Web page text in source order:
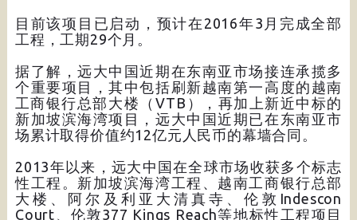
目前该项目已启动，预计在2016年3月完成全部
工程，工期29个月。
据了解，远大中国近期在东南亚市场接连承揽多
个重要项目，其中包括刷新越南第一高度的越南
工商银行总部大楼（VTB），再加上新近中标的
新加坡滨海湾项目，远大中国近期已在东南亚市
场累计取得价值约12亿元人民币的幕墙合同。
2013年以来，远大中国在全球市场收获多个标志
性工程。新加坡滨海湾工程、越南工商银行总部
大楼、阿尔及利亚大清真寺、伦敦Indescon
Court、伦敦377 Kings Reach等地标性工程项目